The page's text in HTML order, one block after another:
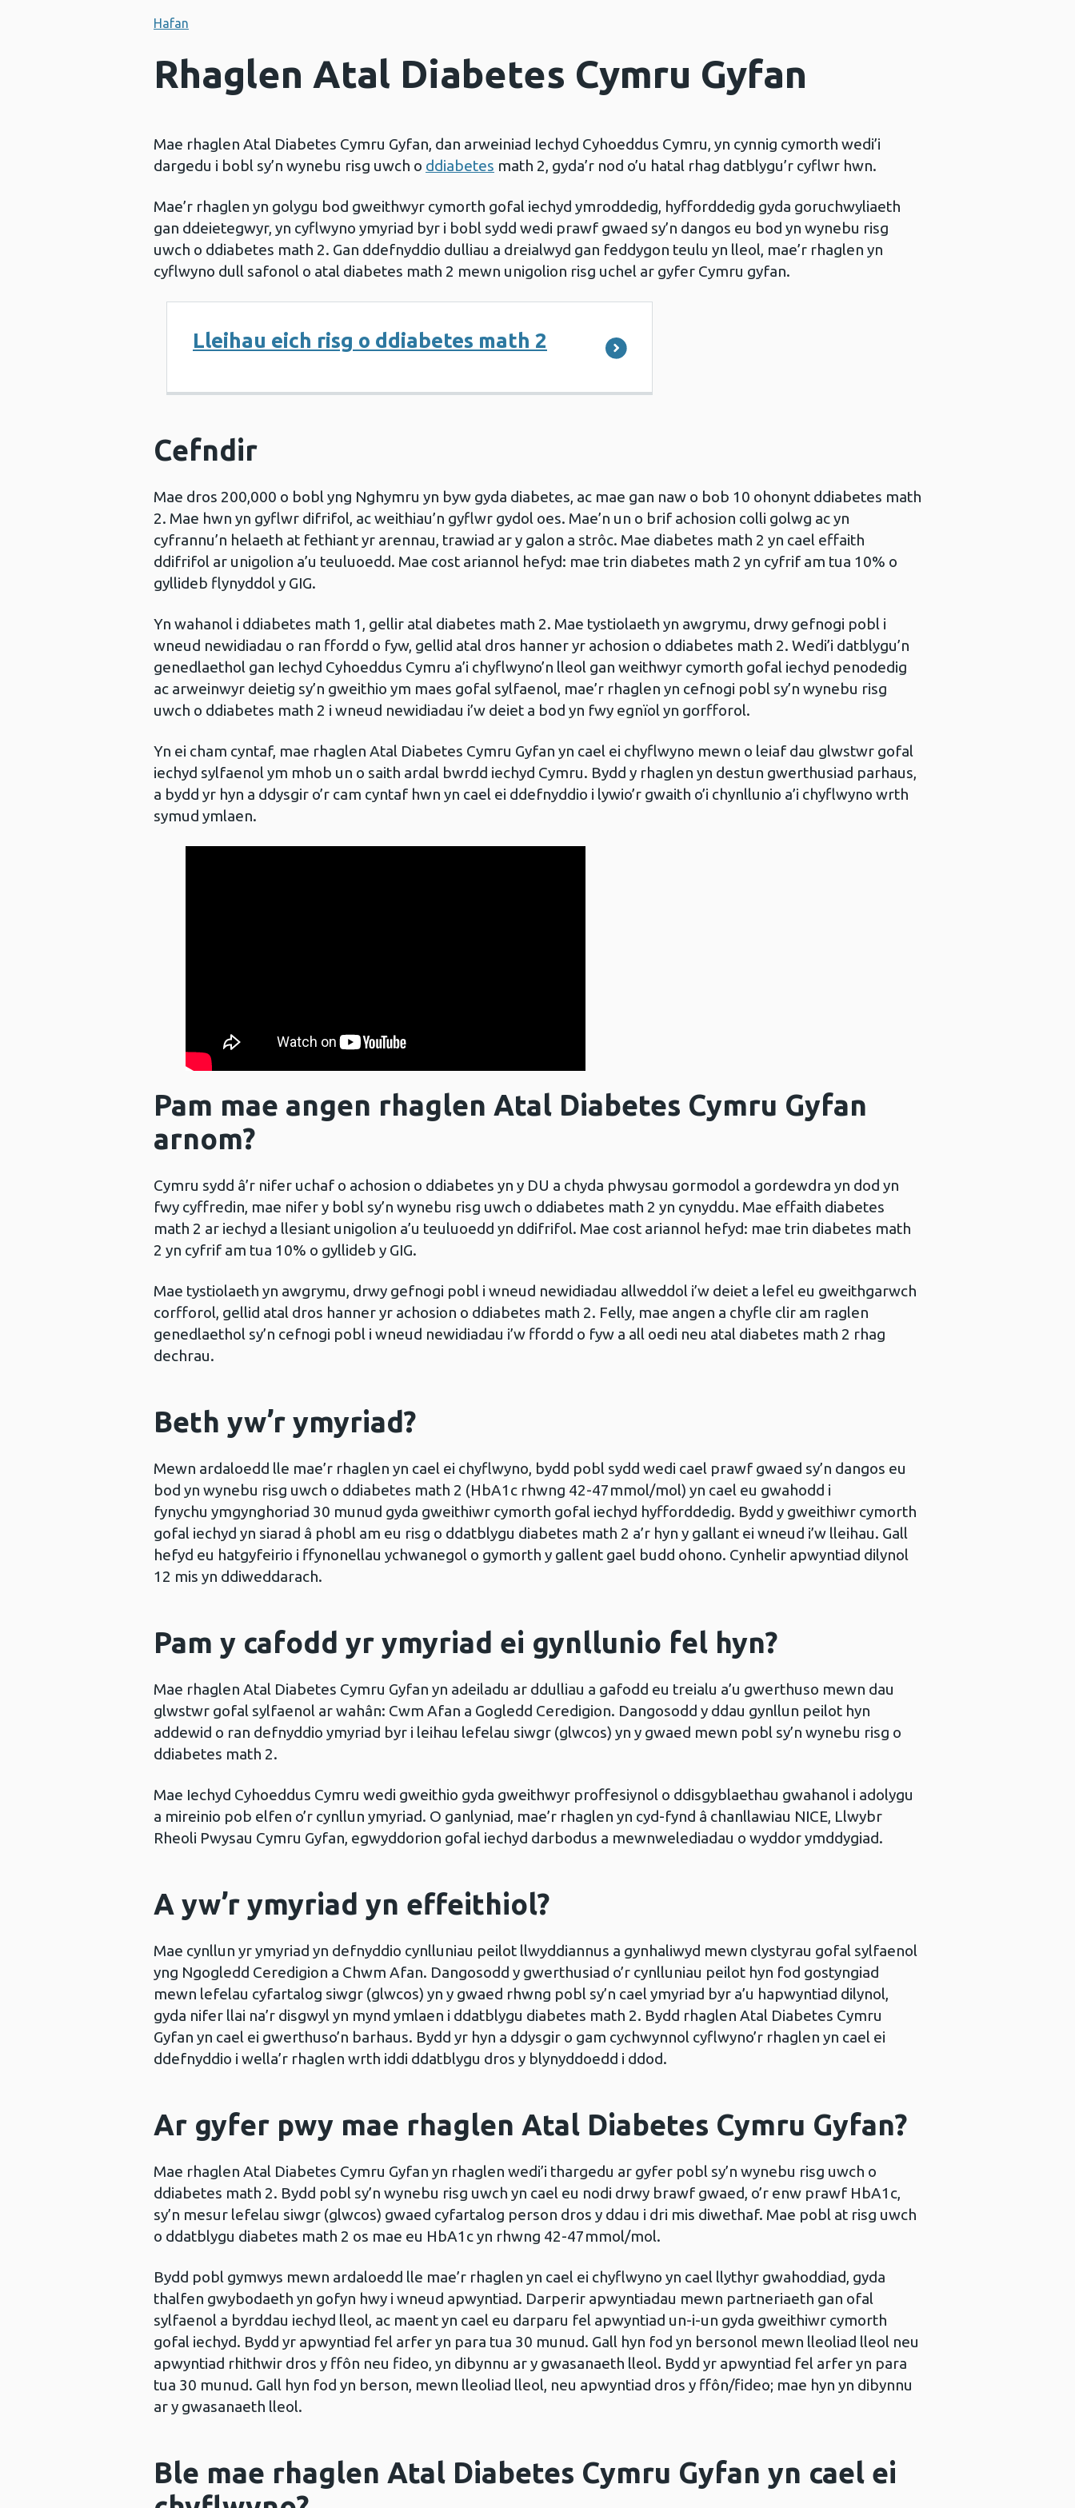
Hafan
Rhaglen Atal Diabetes Cymru Gyfan
Mae rhaglen Atal Diabetes Cymru Gyfan, dan arweiniad Iechyd Cyhoeddus Cymru, yn cynnig cymorth wedi’i
dargedu i bobl sy’n wynebu risg uwch o ddiabetes math 2, gyda’r nod o’u hatal rhag datblygu’r cyflwr hwn.
Mae’r rhaglen yn golygu bod gweithwyr cymorth gofal iechyd ymroddedig, hyfforddedig gyda goruchwyliaeth
gan ddeietegwyr, yn cyflwyno ymyriad byr i bobl sydd wedi prawf gwaed sy’n dangos eu bod yn wynebu risg
uwch o ddiabetes math 2. Gan ddefnyddio dulliau a dreialwyd gan feddygon teulu yn lleol, mae’r rhaglen yn
cyflwyno dull safonol o atal diabetes math 2 mewn unigolion risg uchel ar gyfer Cymru gyfan.
Lleihau eich risg o ddiabetes math 2
Cefndir
Mae dros 200,000 o bobl yng Nghymru yn byw gyda diabetes, ac mae gan naw o bob 10 ohonynt ddiabetes math
2. Mae hwn yn gyflwr difrifol, ac weithiau’n gyflwr gydol oes. Mae’n un o brif achosion colli golwg ac yn
cyfrannu’n helaeth at fethiant yr arennau, trawiad ar y galon a strôc. Mae diabetes math 2 yn cael effaith
ddifrifol ar unigolion a’u teuluoedd. Mae cost ariannol hefyd: mae trin diabetes math 2 yn cyfrif am tua 10% o
gyllideb flynyddol y GIG.
Yn wahanol i ddiabetes math 1, gellir atal diabetes math 2. Mae tystiolaeth yn awgrymu, drwy gefnogi pobl i
wneud newidiadau o ran ffordd o fyw, gellid atal dros hanner yr achosion o ddiabetes math 2. Wedi’i datblygu’n
genedlaethol gan Iechyd Cyhoeddus Cymru a’i chyflwyno’n lleol gan weithwyr cymorth gofal iechyd penodedig
ac arweinwyr deietig sy’n gweithio ym maes gofal sylfaenol, mae’r rhaglen yn cefnogi pobl sy’n wynebu risg
uwch o ddiabetes math 2 i wneud newidiadau i’w deiet a bod yn fwy egnïol yn gorfforol.
Yn ei cham cyntaf, mae rhaglen Atal Diabetes Cymru Gyfan yn cael ei chyflwyno mewn o leiaf dau glwstwr gofal
iechyd sylfaenol ym mhob un o saith ardal bwrdd iechyd Cymru. Bydd y rhaglen yn destun gwerthusiad parhaus,
a bydd yr hyn a ddysgir o’r cam cyntaf hwn yn cael ei ddefnyddio i lywio’r gwaith o’i chynllunio a’i chyflwyno wrth
symud ymlaen.
Pam mae angen rhaglen Atal Diabetes Cymru Gyfan
arnom?
Cymru sydd â’r nifer uchaf o achosion o ddiabetes yn y DU a chyda phwysau gormodol a gordewdra yn dod yn
fwy cyffredin, mae nifer y bobl sy’n wynebu risg uwch o ddiabetes math 2 yn cynyddu. Mae effaith diabetes
math 2 ar iechyd a llesiant unigolion a’u teuluoedd yn ddifrifol. Mae cost ariannol hefyd: mae trin diabetes math
2 yn cyfrif am tua 10% o gyllideb y GIG.
Mae tystiolaeth yn awgrymu, drwy gefnogi pobl i wneud newidiadau allweddol i’w deiet a lefel eu gweithgarwch
corfforol, gellid atal dros hanner yr achosion o ddiabetes math 2. Felly, mae angen a chyfle clir am raglen
genedlaethol sy’n cefnogi pobl i wneud newidiadau i’w ffordd o fyw a all oedi neu atal diabetes math 2 rhag
dechrau.
Beth yw’r ymyriad?
Mewn ardaloedd lle mae’r rhaglen yn cael ei chyflwyno, bydd pobl sydd wedi cael prawf gwaed sy’n dangos eu
bod yn wynebu risg uwch o ddiabetes math 2 (HbA1c rhwng 42-47mmol/mol) yn cael eu gwahodd i
fynychu ymgynghoriad 30 munud gyda gweithiwr cymorth gofal iechyd hyfforddedig. Bydd y gweithiwr cymorth
gofal iechyd yn siarad â phobl am eu risg o ddatblygu diabetes math 2 a’r hyn y gallant ei wneud i’w lleihau. Gall
hefyd eu hatgyfeirio i ffynonellau ychwanegol o gymorth y gallent gael budd ohono. Cynhelir apwyntiad dilynol
12 mis yn ddiweddarach.
Pam y cafodd yr ymyriad ei gynllunio fel hyn?
Mae rhaglen Atal Diabetes Cymru Gyfan yn adeiladu ar ddulliau a gafodd eu treialu a’u gwerthuso mewn dau
glwstwr gofal sylfaenol ar wahân: Cwm Afan a Gogledd Ceredigion. Dangosodd y ddau gynllun peilot hyn
addewid o ran defnyddio ymyriad byr i leihau lefelau siwgr (glwcos) yn y gwaed mewn pobl sy’n wynebu risg o
ddiabetes math 2.
Mae Iechyd Cyhoeddus Cymru wedi gweithio gyda gweithwyr proffesiynol o ddisgyblaethau gwahanol i adolygu
a mireinio pob elfen o’r cynllun ymyriad. O ganlyniad, mae’r rhaglen yn cyd-fynd â chanllawiau NICE, Llwybr
Rheoli Pwysau Cymru Gyfan, egwyddorion gofal iechyd darbodus a mewnwelediadau o wyddor ymddygiad.
A yw’r ymyriad yn effeithiol?
Mae cynllun yr ymyriad yn defnyddio cynlluniau peilot llwyddiannus a gynhaliwyd mewn clystyrau gofal sylfaenol
yng Ngogledd Ceredigion a Chwm Afan. Dangosodd y gwerthusiad o’r cynlluniau peilot hyn fod gostyngiad
mewn lefelau cyfartalog siwgr (glwcos) yn y gwaed rhwng pobl sy’n cael ymyriad byr a’u hapwyntiad dilynol,
gyda nifer llai na’r disgwyl yn mynd ymlaen i ddatblygu diabetes math 2. Bydd rhaglen Atal Diabetes Cymru
Gyfan yn cael ei gwerthuso’n barhaus. Bydd yr hyn a ddysgir o gam cychwynnol cyflwyno’r rhaglen yn cael ei
ddefnyddio i wella’r rhaglen wrth iddi ddatblygu dros y blynyddoedd i ddod.
Ar gyfer pwy mae rhaglen Atal Diabetes Cymru Gyfan?
Mae rhaglen Atal Diabetes Cymru Gyfan yn rhaglen wedi’i thargedu ar gyfer pobl sy’n wynebu risg uwch o
ddiabetes math 2. Bydd pobl sy’n wynebu risg uwch yn cael eu nodi drwy brawf gwaed, o’r enw prawf HbA1c,
sy’n mesur lefelau siwgr (glwcos) gwaed cyfartalog person dros y ddau i dri mis diwethaf. Mae pobl at risg uwch
o ddatblygu diabetes math 2 os mae eu HbA1c yn rhwng 42-47mmol/mol.
Bydd pobl gymwys mewn ardaloedd lle mae’r rhaglen yn cael ei chyflwyno yn cael llythyr gwahoddiad, gyda
thalfen gwybodaeth yn gofyn hwy i wneud apwyntiad. Darperir apwyntiadau mewn partneriaeth gan ofal
sylfaenol a byrddau iechyd lleol, ac maent yn cael eu darparu fel apwyntiad un-i-un gyda gweithiwr cymorth
gofal iechyd. Bydd yr apwyntiad fel arfer yn para tua 30 munud. Gall hyn fod yn bersonol mewn lleoliad lleol neu
apwyntiad rhithwir dros y ffôn neu fideo, yn dibynnu ar y gwasanaeth lleol. Bydd yr apwyntiad fel arfer yn para
tua 30 munud. Gall hyn fod yn berson, mewn lleoliad lleol, neu apwyntiad dros y ffôn/fideo; mae hyn yn dibynnu
ar y gwasanaeth lleol.
Ble mae rhaglen Atal Diabetes Cymru Gyfan yn cael ei